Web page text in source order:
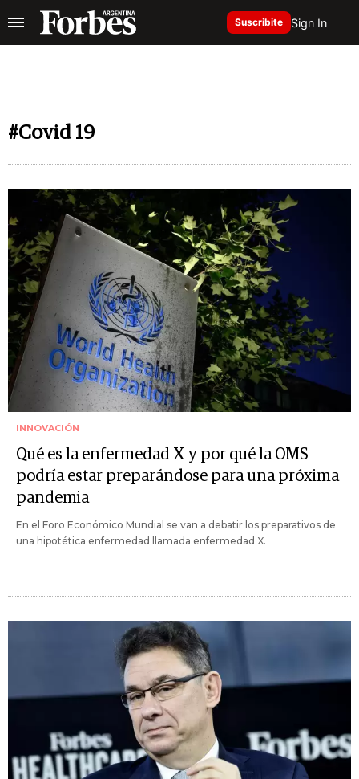
Suscribite Sign In
#Covid 19
INNOVACIÓN
Qué es la enfermedad X y por qué la OMS
podría estar preparándose para una próxima
pandemia
En el Foro Económico Mundial se van a debatir los preparativos de
una hipotética enfermedad llamada enfermedad X.